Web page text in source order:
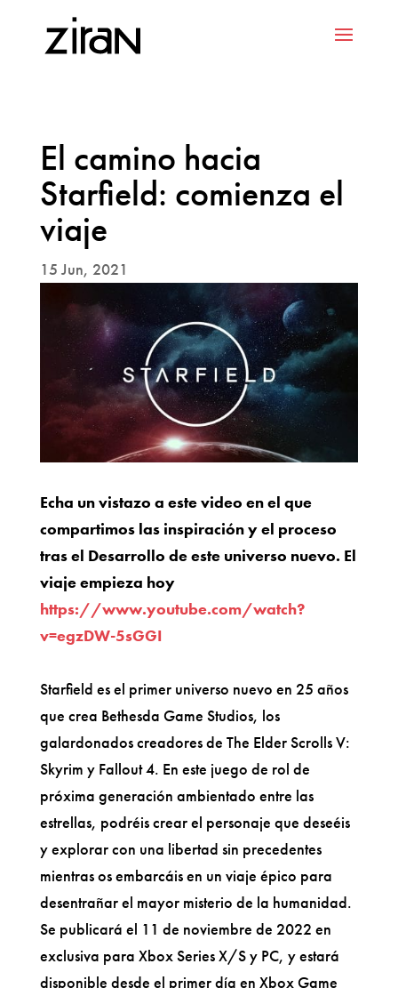
El camino hacia
Starfield: comienza el
viaje
15 Jun, 2021
Echa un vistazo a este video en el que
compartimos las inspiración y el proceso
tras el Desarrollo de este universo nuevo. El
viaje empieza hoy
https://www.youtube.com/watch?
v=egzDW-5sGGI
Starfield es el primer universo nuevo en 25 años
que crea Bethesda Game Studios, los
galardonados creadores de The Elder Scrolls V:
Skyrim y Fallout 4. En este juego de rol de
próxima generación ambientado entre las
estrellas, podréis crear el personaje que deseéis
y explorar con una libertad sin precedentes
mientras os embarcáis en un viaje épico para
desentrañar el mayor misterio de la humanidad.
Se publicará el 11 de noviembre de 2022 en
exclusiva para Xbox Series X/S y PC, y estará
disponible desde el primer día en Xbox Game